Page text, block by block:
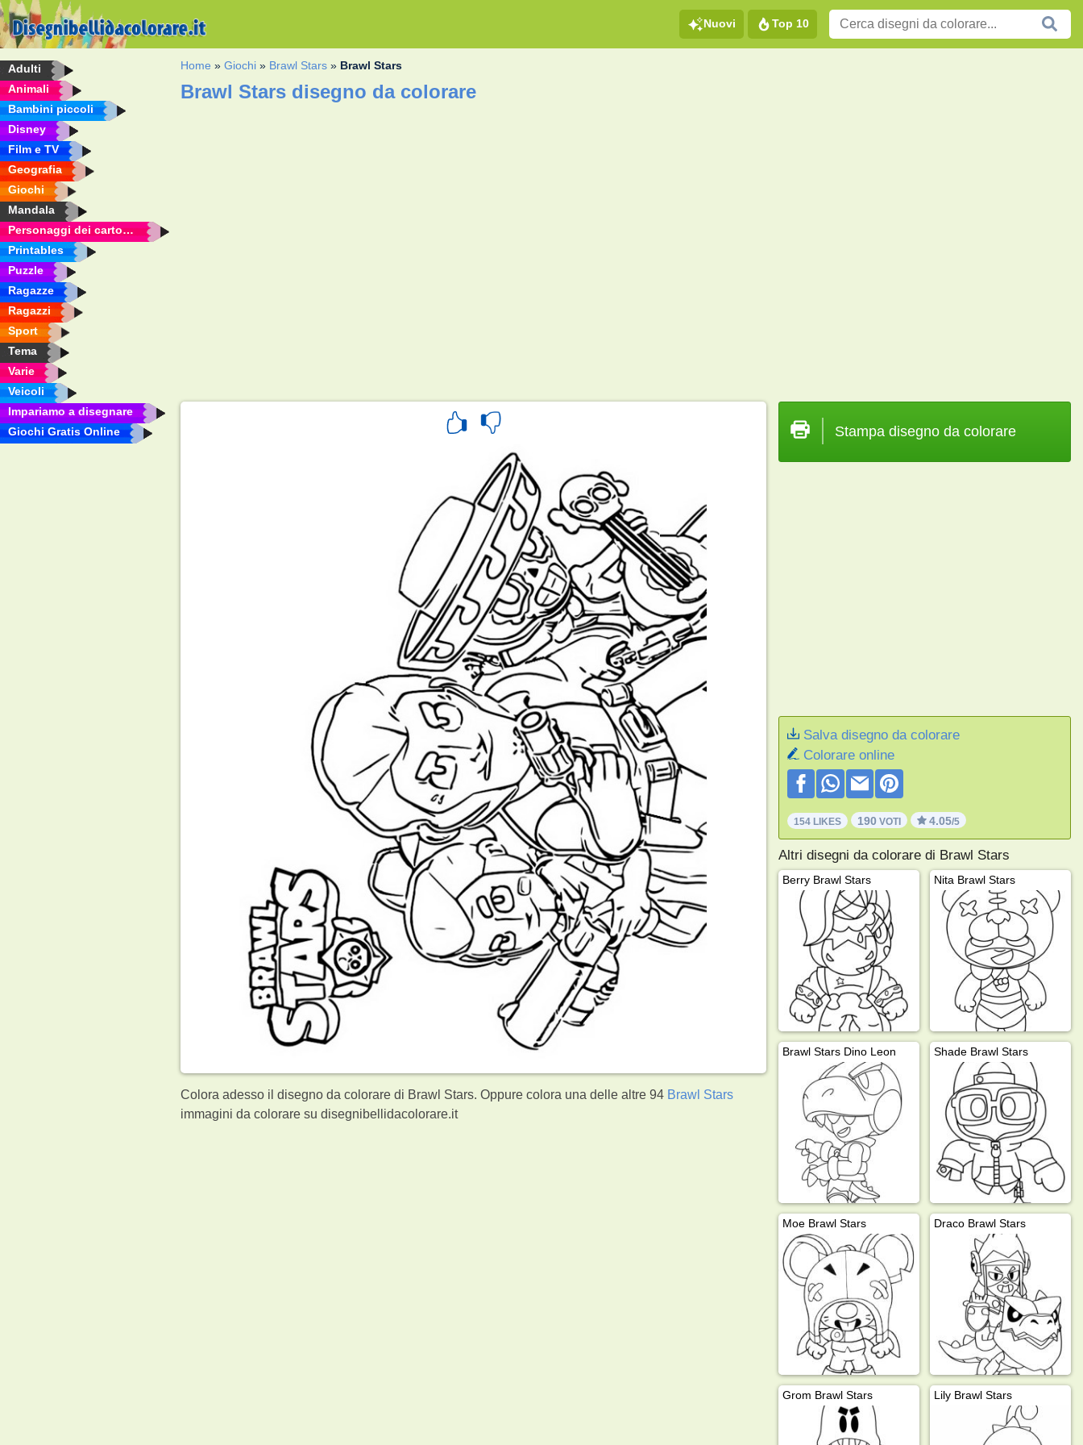
Nuovi Top 10
Adulti
Animali
Bambini piccoli
Disney
Film e TV
Geografia
Giochi
Mandala
Personaggi dei cartoni animati
Printables
Puzzle
Ragazze
Ragazzi
Sport
Tema
Varie
Veicoli
Impariamo a disegnare
Giochi Gratis Online
Home »Giochi » Brawl Stars » Brawl Stars
Brawl Stars disegno da colorare
Colora adesso il disegno da colorare di Brawl Stars. Oppure colora una delle altre 94 Brawl Stars
immagini da colorare su disegnibellidacolorare.it
Stampa disegno da colorare
Salva disegno da colorare
Colorare online
154 LIKES 190 VOTI 4.05/5
Altri disegni da colorare di Brawl Stars
Berry Brawl Stars Nita Brawl Stars
Brawl Stars Dino Leon Shade Brawl Stars
Moe Brawl Stars Draco Brawl Stars
Grom Brawl Stars Lily Brawl Stars